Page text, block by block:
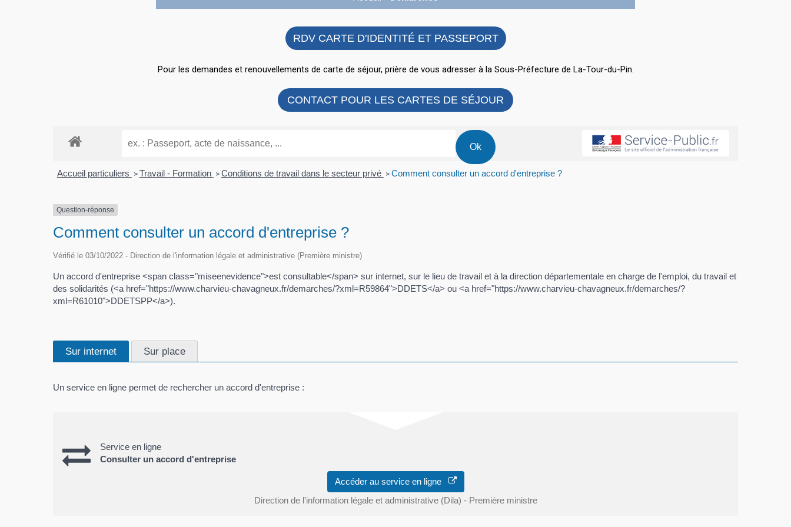
RDV CARTE D'IDENTITÉ ET PASSEPORT
Pour les demandes et renouvellements de carte de séjour, prière de vous adresser à la Sous-Préfecture de La-Tour-du-Pin.
CONTACT POUR LES CARTES DE SÉJOUR
Accueil particuliers > Travail - Formation > Conditions de travail dans le secteur privé > Comment consulter un accord d'entreprise ?
Question-réponse
Comment consulter un accord d'entreprise ?
Vérifié le 03/10/2022 - Direction de l'information légale et administrative (Première ministre)
Un accord d'entreprise <span class="miseenevidence">est consultable</span> sur internet, sur le lieu de travail et à la direction départementale en charge de l'emploi, du travail et
des solidarités (<a href="https://www.charvieu-chavagneux.fr/demarches/?xml=R59864">DDETS</a> ou <a href="https://www.charvieu-chavagneux.fr/demarches/?
xml=R61010">DDETSPP</a>).
Sur internet Sur place
Un service en ligne permet de rechercher un accord d'entreprise :
Service en ligne
Consulter un accord d'entreprise
Accéder au service en ligne
Direction de l'information légale et administrative (Dila) - Première ministre